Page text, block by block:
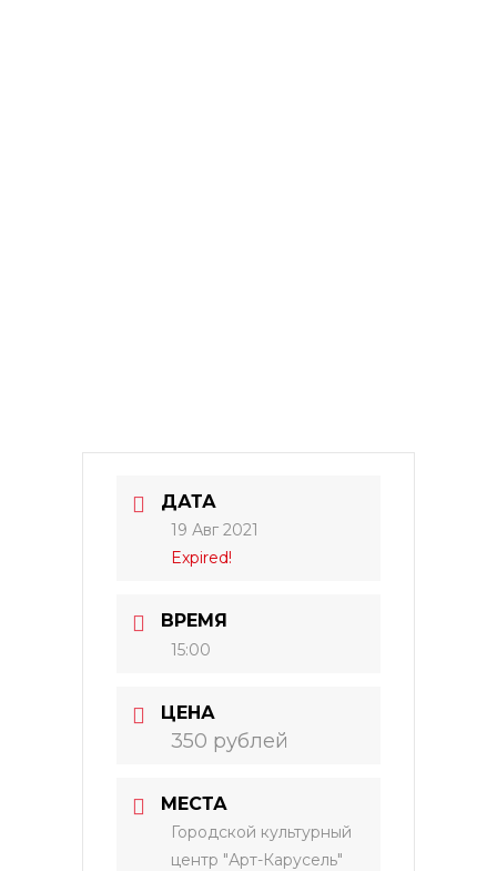
ДАТА
19 Авг 2021
Expired!
ВРЕМЯ
15:00
ЦЕНА
350 рублей
МЕСТА
Городской культурный
центр "Арт-Карусель"